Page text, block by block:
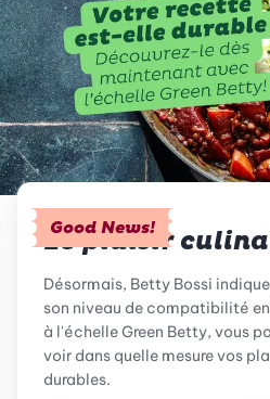
Good News!
Le plaisir
Désormais, Betty Bossi
son niveau de compatibilité
à l'échelle Green Betty, vous
voir dans quelle mesure vos
durables.